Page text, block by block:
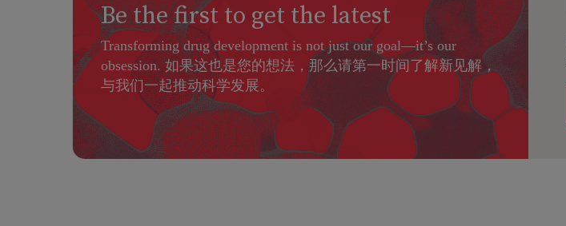
Be the first to get the latest
Transforming drug development is not just our goal—it’s our
obsession. 如果这也是您的想法，那么请第一时间了解新见解，
与我们一起推动科学发展。